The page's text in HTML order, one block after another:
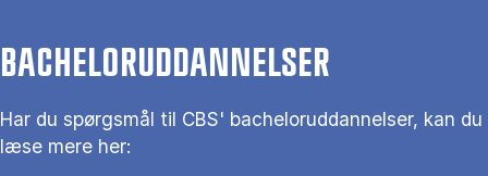
BACHELORUDDANNELSER
Har du spørgsmål til CBS' bacheloruddannelser, kan du
læse mere her: